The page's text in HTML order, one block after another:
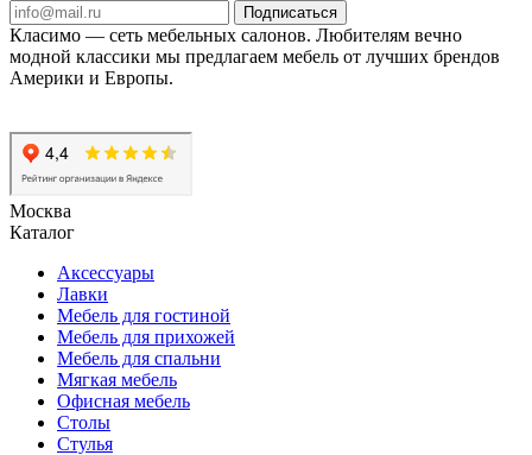
Подписаться
Класимо — cеть мебельных салонов. Любителям вечно
модной классики мы предлагаем мебель от лучших брендов
Америки и Европы.
Москва
Каталог
Аксессуары
Лавки
Мебель для гостиной
Мебель для прихожей
Мебель для спальни
Мягкая мебель
Офисная мебель
Столы
Стулья